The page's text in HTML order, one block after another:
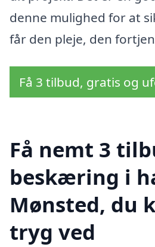
denne mulighed for at
får den pleje, den
Få 3 tilbud, gratis og
Få nemt 3
beskæring i
Mønsted, du
tryg ved